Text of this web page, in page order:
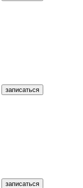
записаться
записаться